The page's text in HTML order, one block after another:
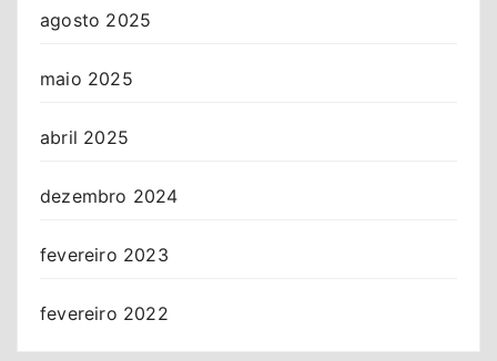
agosto 2025
maio 2025
abril 2025
dezembro 2024
fevereiro 2023
fevereiro 2022